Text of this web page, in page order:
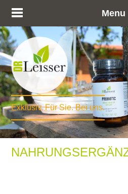
Menu
Exklusiv. Für Sie. Bei uns.